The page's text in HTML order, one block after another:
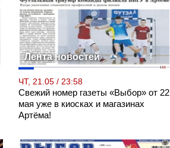
Лента новостей
ЧТ, 21.05 / 23:58
Свежий номер газеты «Выбор» от 22
мая уже в киосках и магазинах
Артёма!